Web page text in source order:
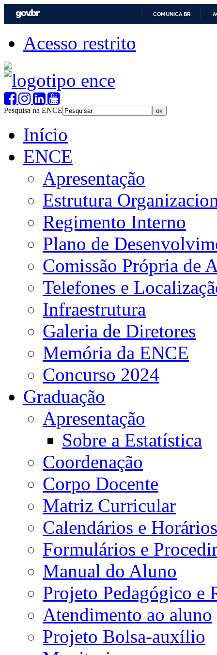
COMUNICA BR
Acesso restrito
Pesquisa na ENCE
Início
ENCE
Apresentação
Estrutura
Regimento Interno
Plano de
Comissão Própria de
Telefones e
Infraestrutura
Galeria de Diretores
Memória da ENCE
Concurso 2024
Graduação
Apresentação
Sobre a Estatística
Coordenação
Corpo Docente
Matriz Curricular
Calendários e Horários
Formulários e
Manual do Aluno
Projeto Pedagógico e
Atendimento ao aluno
Projeto Bolsa-auxílio